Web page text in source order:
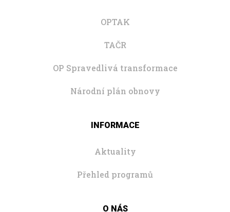
OPTAK
TAČR
OP Spravedlivá transformace
Národní plán obnovy
INFORMACE
Aktuality
Přehled programů
O NÁS